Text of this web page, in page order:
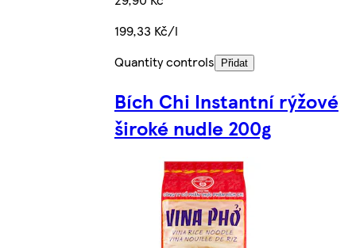
199,33 Kč/l
Quantity controls
Přidat
Bích Chi Instantní rýžové
široké nudle 200g